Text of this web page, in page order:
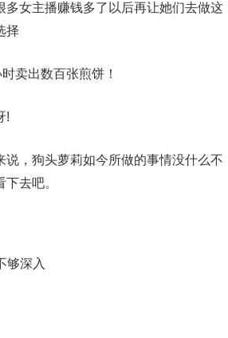
女主播赚钱多了以后再让她们去做这
择
!
，狗头萝莉如今所做的事情没什么不
去吧。
够深入